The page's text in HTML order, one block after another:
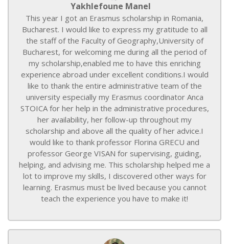
Yakhlefoune Manel
This year I got an Erasmus scholarship in Romania,
Bucharest. I would like to express my gratitude to all
the staff of the Faculty of Geography,University of
Bucharest, for welcoming me during all the period of
my scholarship,enabled me to have this enriching
experience abroad under excellent conditions.I would
like to thank the entire administrative team of the
university especially my Erasmus coordinator Anca
STOICA for her help in the administrative procedures,
her availability, her follow-up throughout my
scholarship and above all the quality of her advice.I
would like to thank professor Florina GRECU and
professor George VISAN for supervising, guiding,
helping, and advising me. This scholarship helped me a
lot to improve my skills, I discovered other ways for
learning. Erasmus must be lived because you cannot
teach the experience you have to make it!